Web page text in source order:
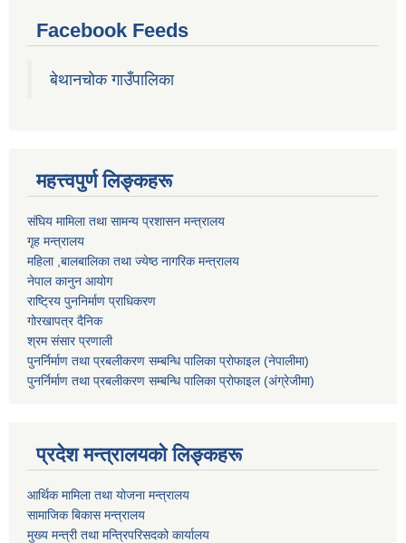
Facebook Feeds
बेथानचोक गाउँपालिका
महत्त्वपुर्ण लिङ्कहरू
संघिय मामिला तथा सामन्य प्रशासन मन्त्रालय
गृह मन्त्रालय
महिला ,बालबालिका तथा ज्येष्ठ नागरिक मन्त्रालय
नेपाल कानुन आयोग
राष्ट्रिय पुननिर्माण प्राधिकरण
गोरखापत्र दैनिक
श्रम संसार प्रणाली
पुनर्निर्माण तथा प्रबलीकरण सम्बन्धि पालिका प्राेफाइल (नेपालीमा)
पुनर्निर्माण तथा प्रबलीकरण सम्बन्धि पालिका प्राेफाइल(अंग्रेजीमा)
प्रदेश मन्त्रालयको लिङ्कहरू
आर्थिक मामिला तथा योजना मन्त्रालय
सामाजिक बिकास मन्त्रालय
मुख्य मन्त्री तथा मन्त्रिपरिसदको कार्यालय